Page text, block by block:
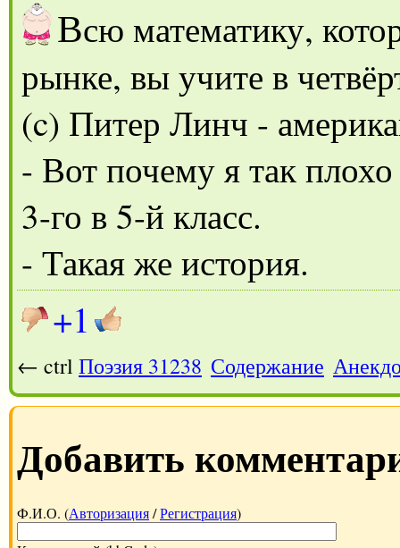
Всю математику,
рынке, вы учите в
(c) Питер Линч -
- Вот почему я так
3-го в 5-й класс.
- Такая же история.
+1
← ctrl Поэзия 31238 Содержание
Добавить
Ф.И.О. (Авторизация/Регистрация)